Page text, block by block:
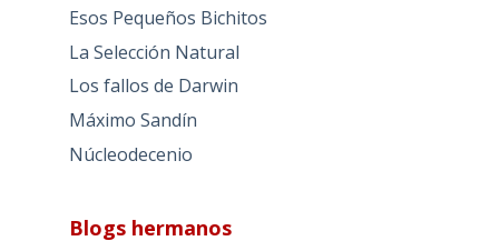
Esos Pequeños Bichitos
La Selección Natural
Los fallos de Darwin
Máximo Sandín
Núcleodecenio
Blogs hermanos